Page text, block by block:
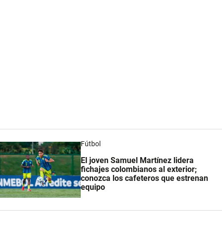
Fútbol
El joven Samuel Martínez lidera
fichajes colombianos al exterior;
conozca los cafeteros que estrenan
equipo